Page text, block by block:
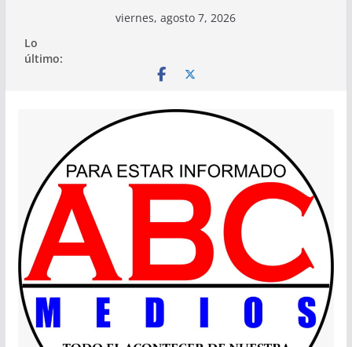
contenido
viernes, agosto 7, 2026
Lo
último: